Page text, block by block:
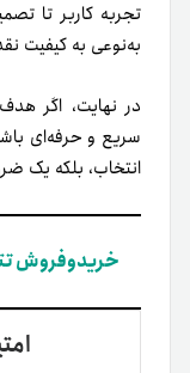
تجربه کاربر تا
به‌نوعی به کیفیت
در نهایت، اگر
سریع و حرفه‌ای
انتخاب، بلکه یک
خریدوفروش تتر و بیش از ۶۰۰